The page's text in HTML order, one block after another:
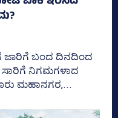
ಜಾರಿಗೆ ಬಂದ ದಿನದಿಂದ
ಸಾರಿಗೆ ನಿಗಮಗಳಾದ
ಮಹಾನಗರ,...